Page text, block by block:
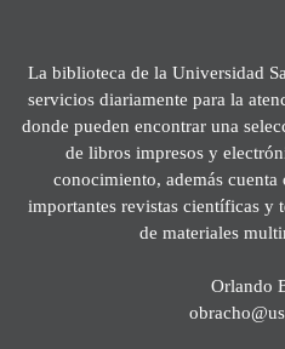
La biblioteca de la Universidad
servicios diariamente para la
donde pueden encontrar una
de libros impresos y
conocimiento, además cuenta
importantes revistas científicas y
de materiales
Orlando